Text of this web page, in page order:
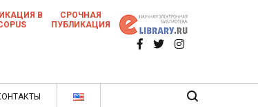
статей в ежемесячном научном
журнале
В
СРОЧНАЯ
ПУБЛИКАЦИЯ